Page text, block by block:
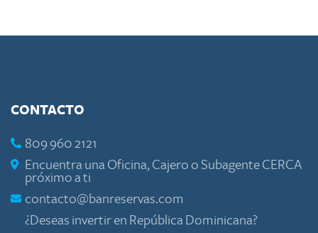
CONTACTO
809 960 2121
Encuentra una Oficina, Cajero o Subagente CERCA
próximo a ti
contacto@banreservas.com
¿Deseas invertir en República Dominicana?